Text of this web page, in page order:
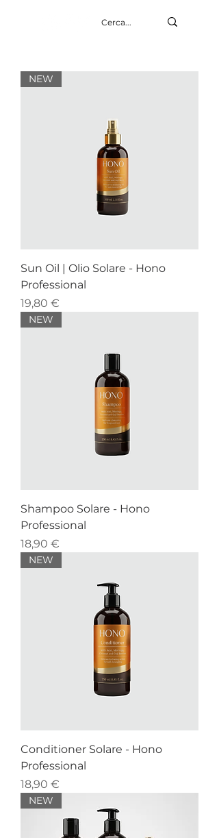
NEW
Sun Oil | Olio Solare - Hono
Professional
Prezzo
19,80 €
NEW
Shampoo Solare - Hono
Professional
Prezzo
18,90 €
NEW
Conditioner Solare - Hono
Professional
Prezzo
18,90 €
NEW